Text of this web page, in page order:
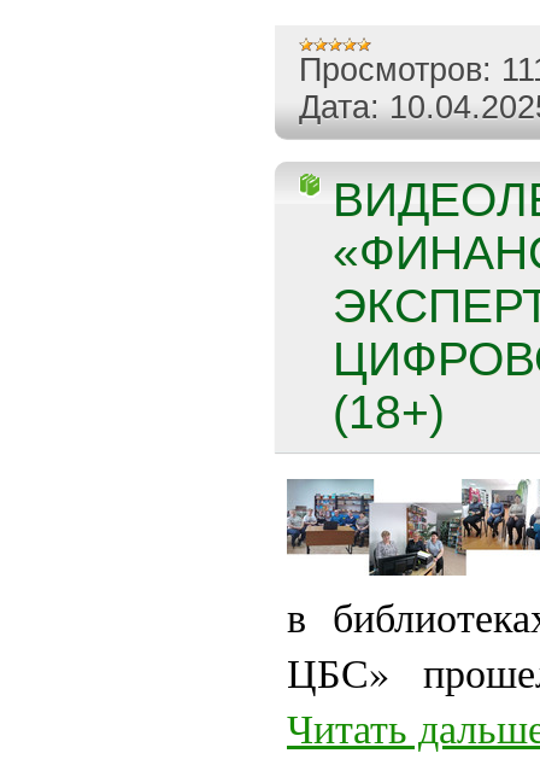
Просмотров:
Дата:
(18+)
в
ЦБС»
Читать